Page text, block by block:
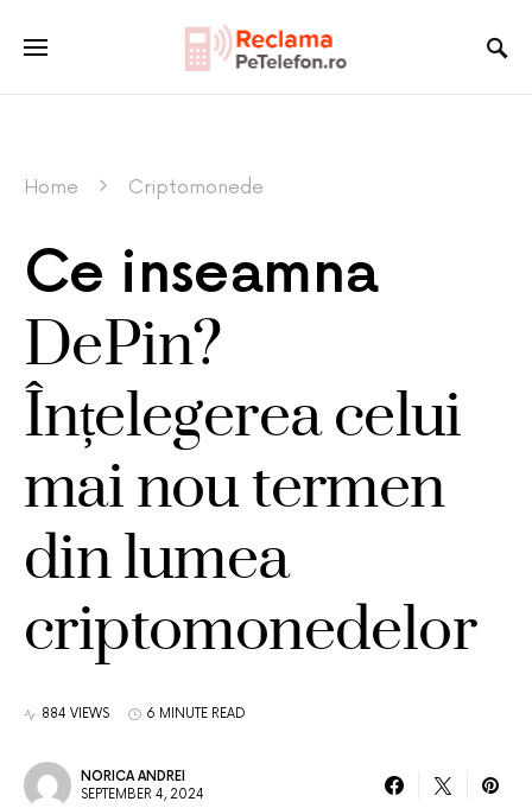
Home Criptomonede
Ce inseamna
DePin?
Înțelegerea celui
mai nou termen
din lumea
criptomonedelor
884 VIEWS 6 MINUTE READ
NORICA ANDREI
SEPTEMBER 4, 2024